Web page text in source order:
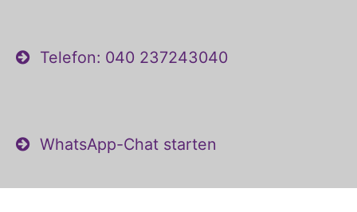
Telefon: 040 237243040
WhatsApp-Chat starten